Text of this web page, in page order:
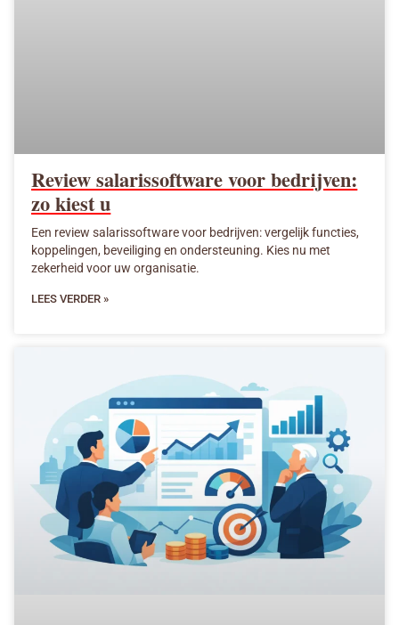
Review salarissoftware voor bedrijven:
zo kiest u
Een review salarissoftware voor bedrijven: vergelijk functies,
koppelingen, beveiliging en ondersteuning. Kies nu met
zekerheid voor uw organisatie.
LEES VERDER »